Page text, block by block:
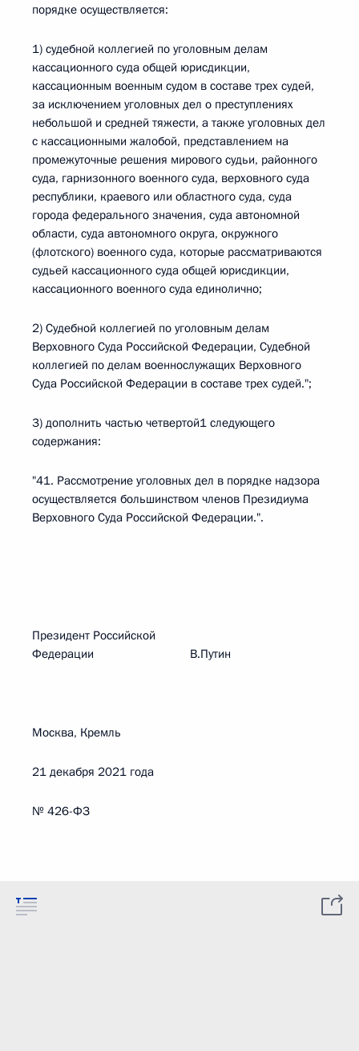
порядке осуществляется:
1) судебной коллегией по уголовным делам
кассационного суда общей юрисдикции,
кассационным военным судом в составе трех судей,
за исключением уголовных дел о преступлениях
небольшой и средней тяжести, а также уголовных дел
с кассационными жалобой, представлением на
промежуточные решения мирового судьи, районного
суда, гарнизонного военного суда, верховного суда
республики, краевого или областного суда, суда
города федерального значения, суда автономной
области, суда автономного округа, окружного
(флотского) военного суда, которые рассматриваются
судьей кассационного суда общей юрисдикции,
кассационного военного суда единолично;
2) Судебной коллегией по уголовным делам
Верховного Суда Российской Федерации, Судебной
коллегией по делам военнослужащих Верховного
Суда Российской Федерации в составе трех судей.";
3) дополнить частью четвертой1 следующего
содержания:
"41. Рассмотрение уголовных дел в порядке надзора
осуществляется большинством членов Президиума
Верховного Суда Российской Федерации.".
Президент Российской
Федерации В.Путин
Москва, Кремль
21 декабря 2021 года
№ 426-ФЗ